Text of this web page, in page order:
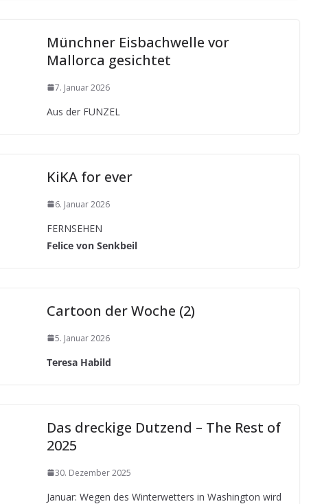
Münchner Eisbachwelle vor
Mallorca gesichtet
7. Januar 2026
Aus der FUNZEL
KiKA for ever
6. Januar 2026
FERNSEHEN
Felice von Senkbeil
Cartoon der Woche (2)
5. Januar 2026
Teresa Habild
Das dreckige Dutzend – The Rest of
2025
30. Dezember 2025
Januar: Wegen des Winterwetters in Washington wird